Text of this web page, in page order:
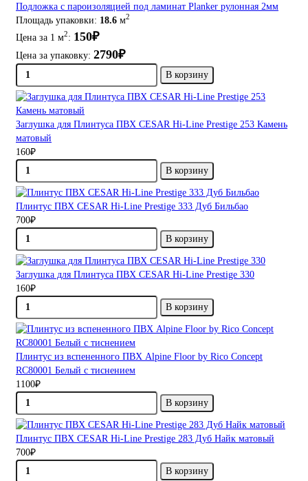
Подложка с пароизоляцией под ламинат Planker рулонная 2мм
Площадь упаковки: 18.6 м2
Цена за 1 м2: 150₽
Цена за упаковку: 2790₽
В корзину
Заглушка для Плинтуса ПВХ CESAR Hi-Line Prestige 253 Камень
матовый
160₽
В корзину
Плинтус ПВХ CESAR Hi-Line Prestige 333 Дуб Бильбао
700₽
В корзину
Заглушка для Плинтуса ПВХ CESAR Hi-Line Prestige 330
160₽
В корзину
Плинтус из вспененного ПВХ Alpine Floor by Rico Concept
RC80001 Белый с тиснением
1100₽
В корзину
Плинтус ПВХ CESAR Hi-Line Prestige 283 Дуб Найк матовый
700₽
В корзину